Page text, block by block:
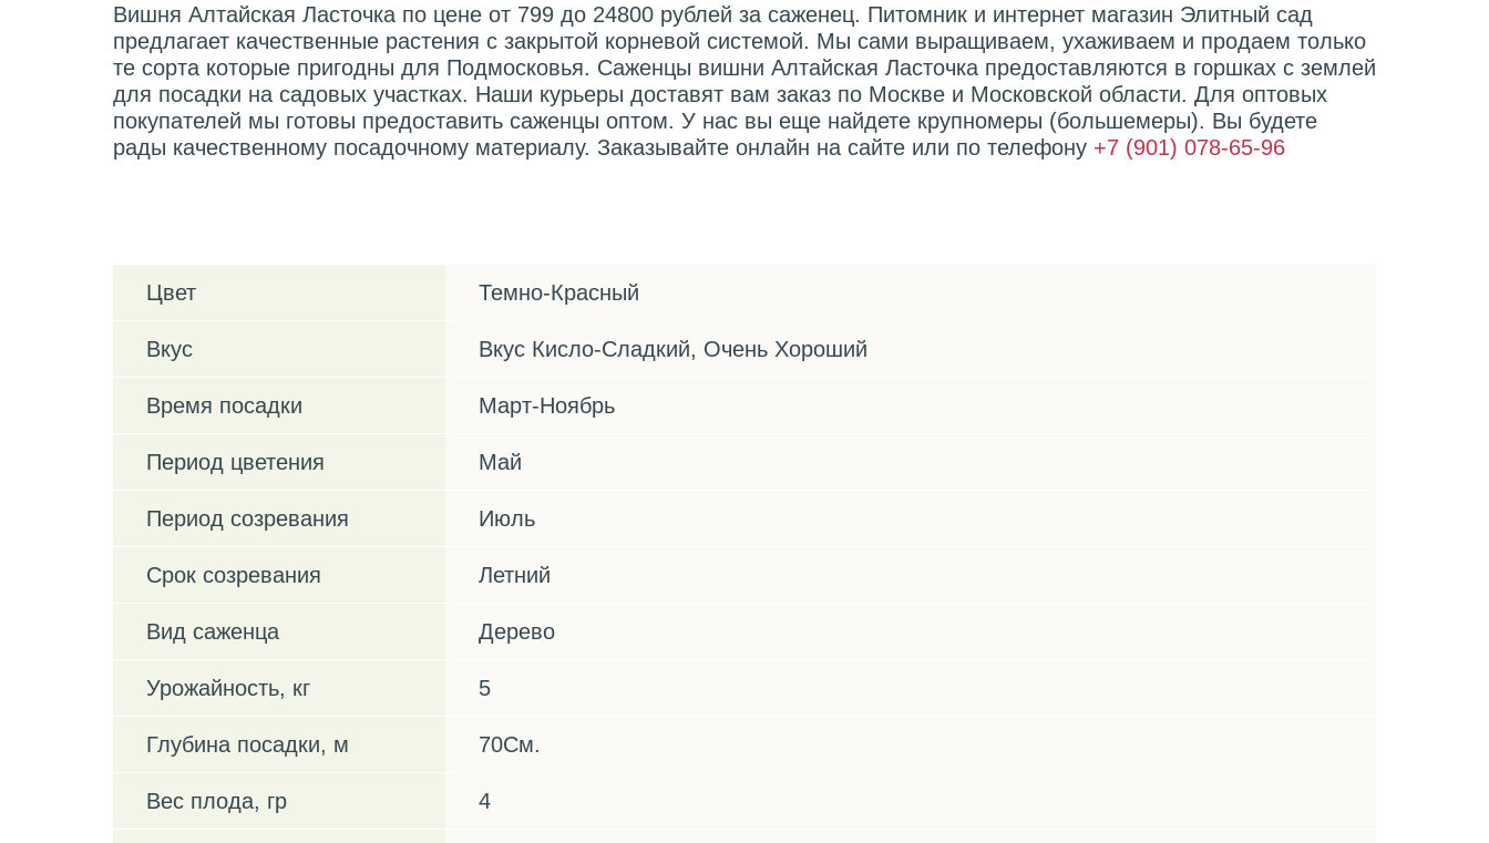
Вишня Алтайская Ласточка по цене от 799 до 24800 рублей за саженец. Питомник и интернет магазин Элитный сад
предлагает качественные растения с закрытой корневой системой. Мы сами выращиваем, ухаживаем и продаем только
те сорта которые пригодны для Подмосковья. Саженцы вишни Алтайская Ласточка предоставляются в горшках с землей
для посадки на садовых участках. Наши курьеры доставят вам заказ по Москве и Московской области. Для оптовых
покупателей мы готовы предоставить саженцы оптом. У нас вы еще найдете крупномеры (большемеры). Вы будете
рады качественному посадочному материалу. Заказывайте онлайн на сайте или по телефону +7 (901) 078-65-96
Цвет Темно-Красный
Вкус Вкус Кисло-Сладкий, Очень Хороший
Время посадки Март-Ноябрь
Период цветения Май
Период созревания Июль
Срок созревания Летний
Вид саженца Дерево
Урожайность, кг 5
Глубина посадки, м 70См.
Вес плода, гр 4